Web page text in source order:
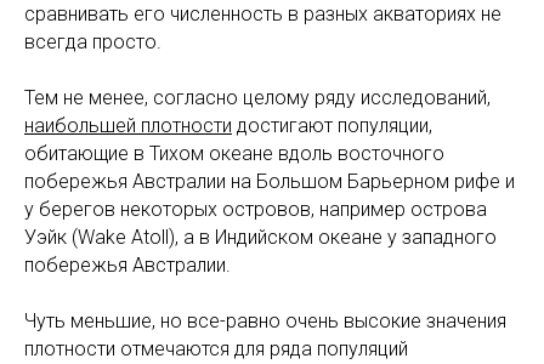
сравнивать его численность в разных акваториях не
всегда просто.
Тем не менее, согласно целому ряду исследований,
наибольшей плотности достигают популяции,
обитающие в Тихом океане вдоль восточного
побережья Австралии на Большом Барьерном рифе и
у берегов некоторых островов, например острова
Уэйк (Wake Atoll), а в Индийском океане у западного
побережья Австралии.
Чуть меньшие, но все-равно очень высокие значения
плотности отмечаются для ряда популяций